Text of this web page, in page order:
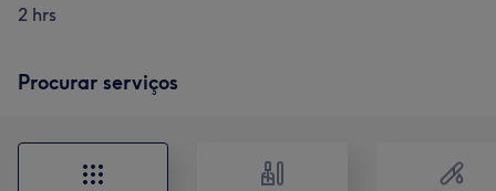
2 hrs
Procurar serviços